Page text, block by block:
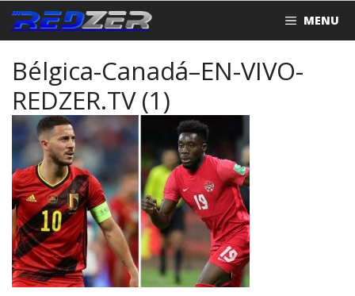
Saltar
al
MENU
Bélgica-Canadá–EN-VIVO-
REDZER.TV (1)